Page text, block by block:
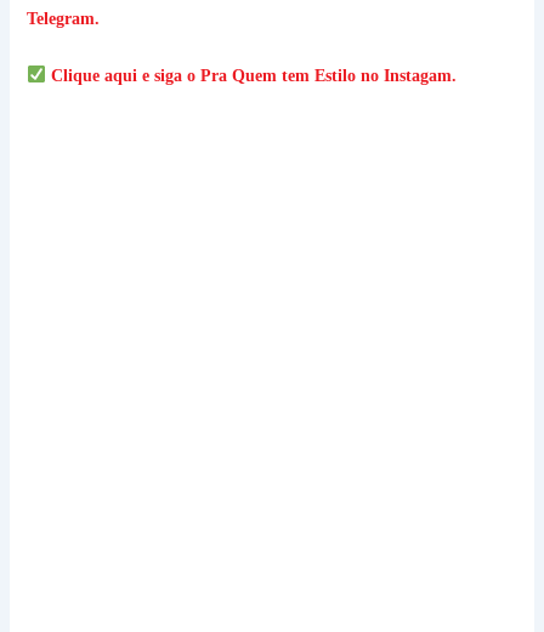
Telegram.
Clique aqui e siga oPra Quem tem Estilo no Instagam.